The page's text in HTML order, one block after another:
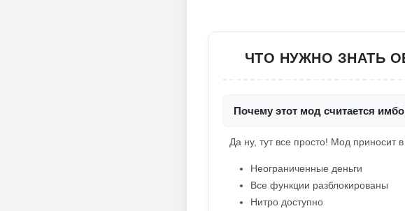
ЧТО НУЖНО ЗНАТЬ ОБ
Почему этот мод считается
Да ну, тут все просто! Мод приносит
Неограниченные деньги
Все функции разблокированы
Нитро доступно